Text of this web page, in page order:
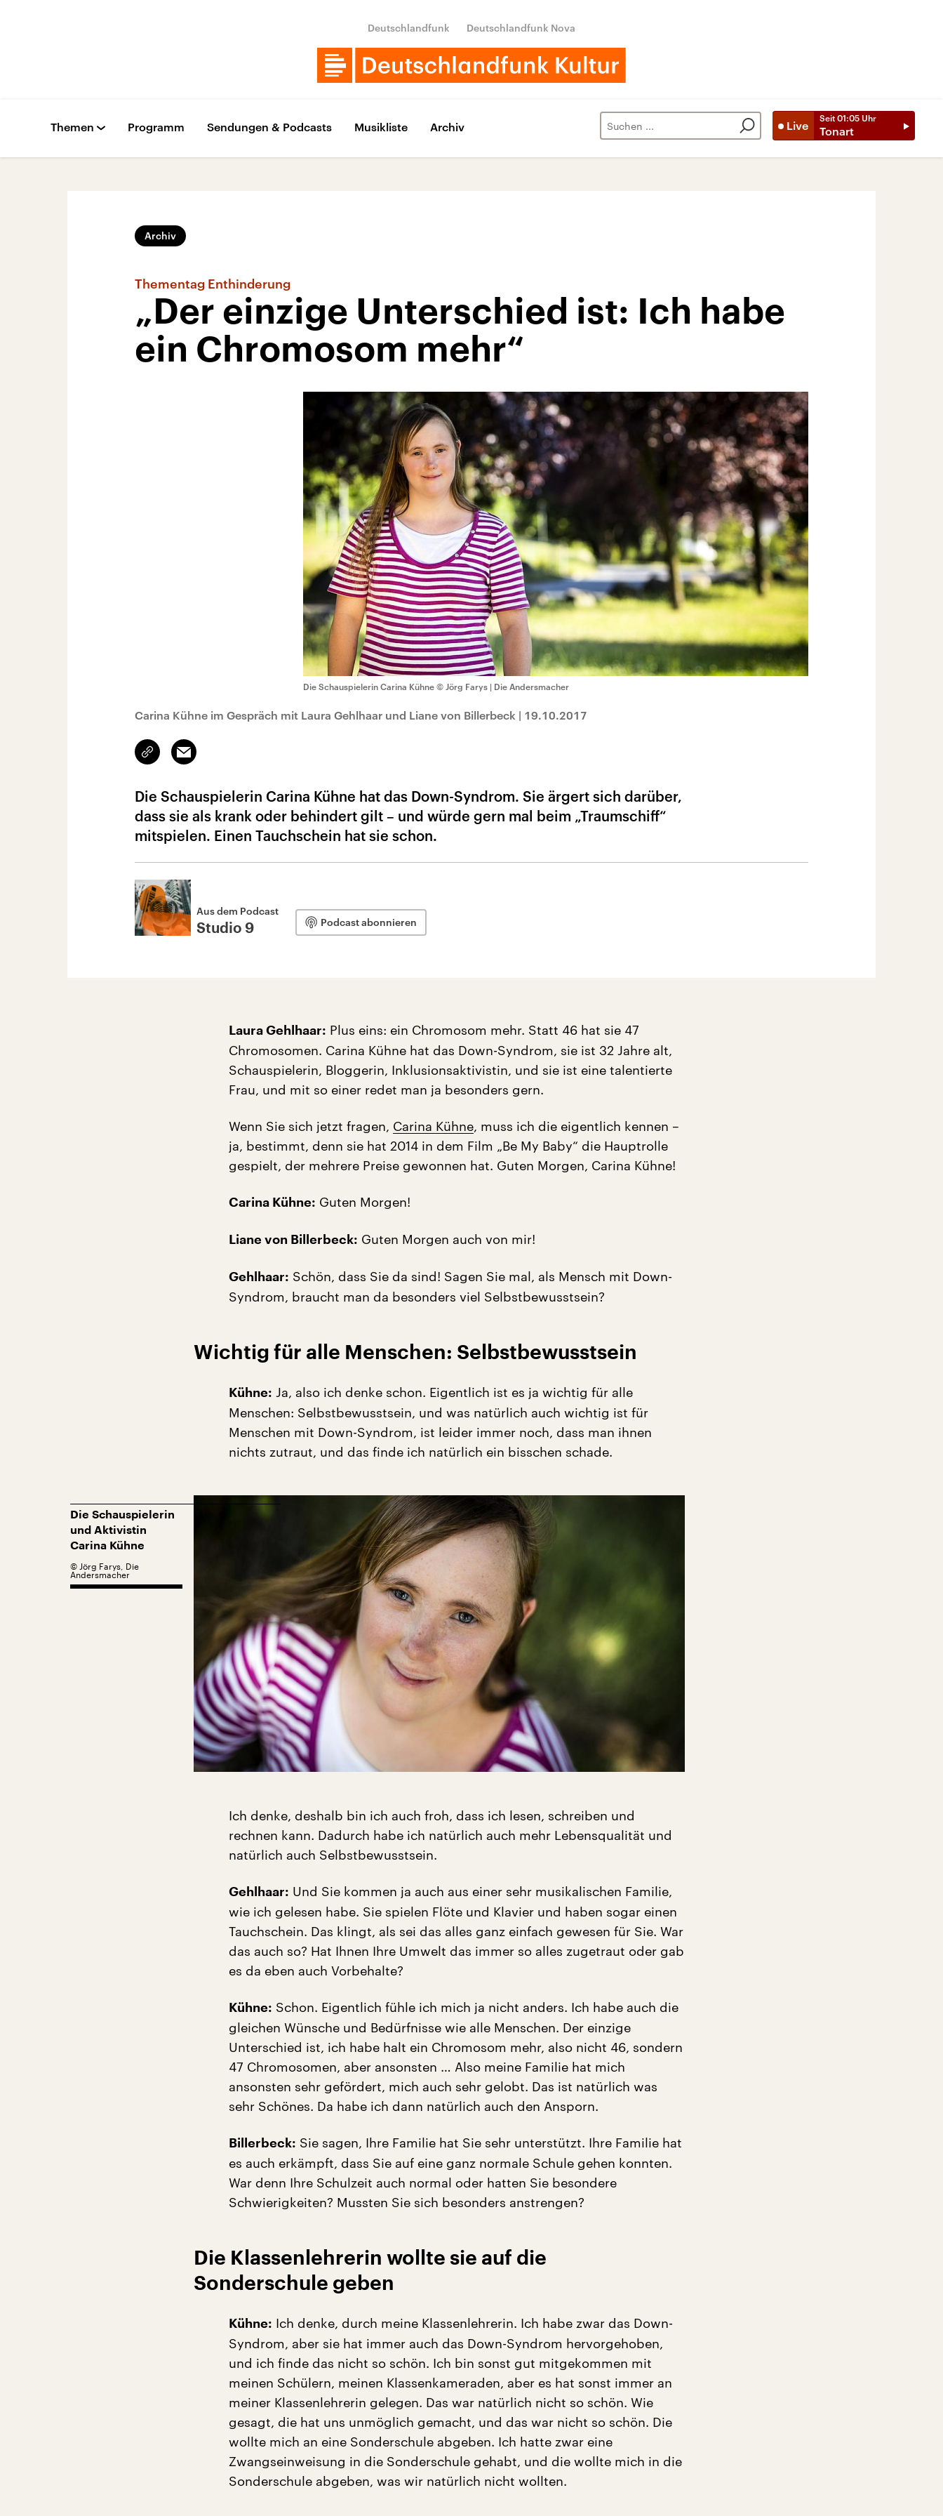
Deutschlandfunk Deutschlandfunk Nova
Live
Seit 01:05 Uhr
Tonart
Themen Programm Sendungen & Podcasts Musikliste Archiv
Archiv
Thementag Enthinderung
„Der einzige Unterschied ist: Ich habe
ein Chromosom mehr“
Die Schauspielerin Carina Kühne © Jörg Farys | Die Andersmacher
Carina Kühne im Gespräch mit Laura Gehlhaar und Liane von Billerbeck | 19.10.2017
Link
kopieren/teilen
Email
Die Schauspielerin Carina Kühne hat das Down-Syndrom. Sie ärgert sich darüber,
dass sie als krank oder behindert gilt – und würde gern mal beim „Traumschiff“
mitspielen. Einen Tauchschein hat sie schon.
Aus dem Podcast
Studio 9 Podcast abonnieren
Laura Gehlhaar: Plus eins: ein Chromosom mehr. Statt 46 hat sie 47
Chromosomen. Carina Kühne hat das Down-Syndrom, sie ist 32 Jahre alt,
Schauspielerin, Bloggerin, Inklusionsaktivistin, und sie ist eine talentierte
Frau, und mit so einer redet man ja besonders gern.
Wenn Sie sich jetzt fragen, Carina Kühne, muss ich die eigentlich kennen –
ja, bestimmt, denn sie hat 2014 in dem Film „Be My Baby“ die Hauptrolle
gespielt, der mehrere Preise gewonnen hat. Guten Morgen, Carina Kühne!
Carina Kühne: Guten Morgen!
Liane von Billerbeck: Guten Morgen auch von mir!
Gehlhaar: Schön, dass Sie da sind! Sagen Sie mal, als Mensch mit Down-
Syndrom, braucht man da besonders viel Selbstbewusstsein?
Wichtig für alle Menschen: Selbstbewusstsein
Kühne: Ja, also ich denke schon. Eigentlich ist es ja wichtig für alle
Menschen: Selbstbewusstsein, und was natürlich auch wichtig ist für
Menschen mit Down-Syndrom, ist leider immer noch, dass man ihnen
nichts zutraut, und das finde ich natürlich ein bisschen schade.
Die Schauspielerin
und Aktivistin
Carina Kühne
© Jörg Farys, Die
Andersmacher
Ich denke, deshalb bin ich auch froh, dass ich lesen, schreiben und
rechnen kann. Dadurch habe ich natürlich auch mehr Lebensqualität und
natürlich auch Selbstbewusstsein.
Gehlhaar: Und Sie kommen ja auch aus einer sehr musikalischen Familie,
wie ich gelesen habe. Sie spielen Flöte und Klavier und haben sogar einen
Tauchschein. Das klingt, als sei das alles ganz einfach gewesen für Sie. War
das auch so? Hat Ihnen Ihre Umwelt das immer so alles zugetraut oder gab
es da eben auch Vorbehalte?
Kühne: Schon. Eigentlich fühle ich mich ja nicht anders. Ich habe auch die
gleichen Wünsche und Bedürfnisse wie alle Menschen. Der einzige
Unterschied ist, ich habe halt ein Chromosom mehr, also nicht 46, sondern
47 Chromosomen, aber ansonsten … Also meine Familie hat mich
ansonsten sehr gefördert, mich auch sehr gelobt. Das ist natürlich was
sehr Schönes. Da habe ich dann natürlich auch den Ansporn.
Billerbeck: Sie sagen, Ihre Familie hat Sie sehr unterstützt. Ihre Familie hat
es auch erkämpft, dass Sie auf eine ganz normale Schule gehen konnten.
War denn Ihre Schulzeit auch normal oder hatten Sie besondere
Schwierigkeiten? Mussten Sie sich besonders anstrengen?
Die Klassenlehrerin wollte sie auf die
Sonderschule geben
Kühne: Ich denke, durch meine Klassenlehrerin. Ich habe zwar das Down-
Syndrom, aber sie hat immer auch das Down-Syndrom hervorgehoben,
und ich finde das nicht so schön. Ich bin sonst gut mitgekommen mit
meinen Schülern, meinen Klassenkameraden, aber es hat sonst immer an
meiner Klassenlehrerin gelegen. Das war natürlich nicht so schön. Wie
gesagt, die hat uns unmöglich gemacht, und das war nicht so schön. Die
wollte mich an eine Sonderschule abgeben. Ich hatte zwar eine
Zwangseinweisung in die Sonderschule gehabt, und die wollte mich in die
Sonderschule abgeben, was wir natürlich nicht wollten.